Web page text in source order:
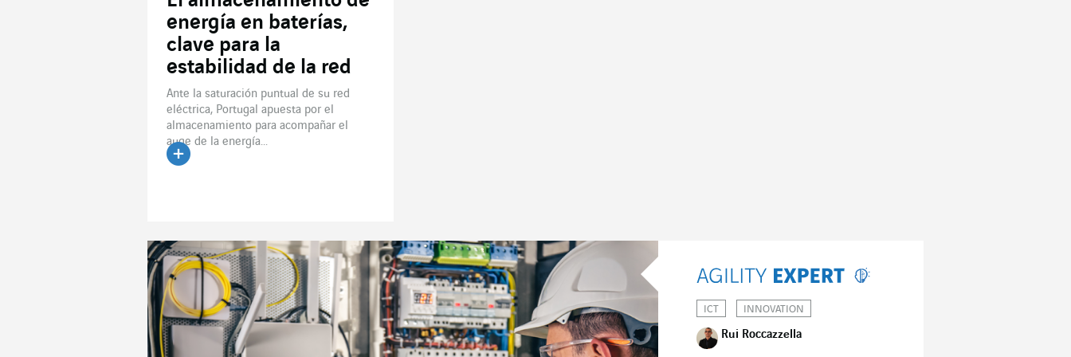
energía en baterías,
clave para la
estabilidad de la red
Ante la saturación puntual de su red
eléctrica, Portugal apuesta por el
almacenamiento para acompañar el
auge de la energía...
ICT INNOVATION
Rui Roccazzella